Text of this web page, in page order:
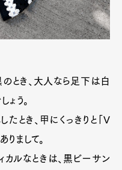
とき、大人なら足下は白
う。
とき、甲にくっきりと「V
まして。
カルなときは、黒ビーサン